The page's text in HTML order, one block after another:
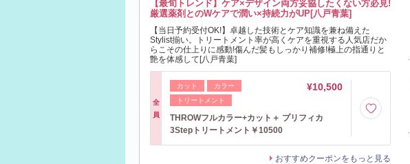
【最旬トレンド】ケア×デザイン両方妥協したくない方必見!
厳選薬剤とのWケアで潤い×持続力がUP[八戸青葉]
【当日予約受付OK!】卓越した技術とケア知識を兼ね備えた
Stylist揃い。トリートメント率が高くケアを重視する人気店だか
らこその仕上りに感動!傷んだ髪もしっかり補修!極上の指通りと
艶を体感して[八戸青葉]
全
員
カット
カラー
トリートメント
¥10,500
THROWフルカラー+カット＋ プリフィカ
3Stepトリートメント￥10500
おすすめクーポンをもっと見る